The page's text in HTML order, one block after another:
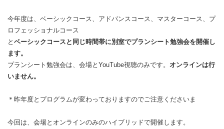
今年度は、ベーシックコース、アドバンスコース、マスターコース、プ
ロフェッショナルコース
と ベーシックコースと同じ時間帯に別室でプランシート勉強会を開催し
ます。
プランシート勉強会は、会場とYouTube視聴のみです。 オンラインは行
いません。
＊昨年度とプログラムが変わっておりますのでご注意くださいま
今回は、会場とオンラインのみのハイブリッドで開催します。